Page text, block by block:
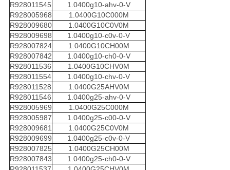
R928011545
1.0400g10-ahv-0-V
R928005968
1.0400G10C000M
R928009680
1.0400G10C0V0M
R928009698
1.0400g10-c0v-0-V
R928007824
1.0400G10CH00M
R928007842
1.0400g10-ch0-0-V
R928011536
1.0400G10CHV0M
R928011554
1.0400g10-chv-0-V
R928011528
1.0400G25AHV0M
R928011546
1.0400g25-ahv-0-V
R928005969
1.0400G25C000M
R928005987
1.0400g25-c00-0-V
R928009681
1.0400G25C0V0M
R928009699
1.0400g25-c0v-0-V
R928007825
1.0400G25CH00M
R928007843
1.0400g25-ch0-0-V